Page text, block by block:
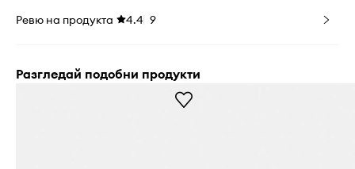
Ревю на продукта 4.4 9
Разгледай подобни продукти